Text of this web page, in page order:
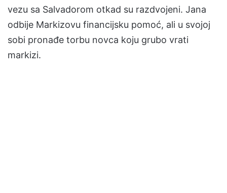
vezu sa Salvadorom otkad su razdvojeni. Jana
odbije Markizovu financijsku pomoć, ali u svojoj
sobi pronađe torbu novca koju grubo vrati
markizi.